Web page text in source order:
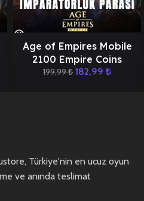
Age of Empires Mobile
2100 Empire Coins
199,99₺ 182,99 ₺
Türkiye'nin en ucuz oyun
ve anında teslimat